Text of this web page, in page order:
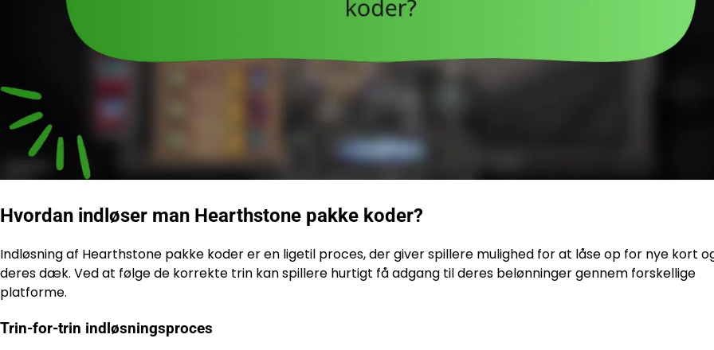
Hvordan indløser man Hearthstone pakke koder?
Indløsning af Hearthstone pakke koder er en ligetil proces, der giver spillere mulighed for at låse op for nye kort
deres dæk. Ved at følge de korrekte trin kan spillere hurtigt få adgang til deres belønninger gennem forskellige
platforme.
Trin-for-trin indløsningsproces